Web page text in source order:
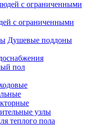
с ограниченными
Душевые поддоны
пол
узлы
теплого пола